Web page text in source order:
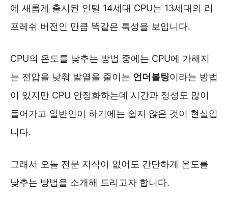
에 새롭게 출시된 인텔 14세대 CPU는 13세대의 리
프레쉬 버전인 만큼 똑같은 특성을 보입니다.
CPU의 온도를 낮추는 방법 중에는 CPU에 가해지
는 전압을 낮춰 발열을 줄이는 언더볼팅이라는 방법
이 있지만 CPU 안정화하는데 시간과 정성도 많이
들어가고 일반인이 하기에는 쉽지 않은 것이 현실입
니다.
그래서 오늘 전문 지식이 없어도 간단하게 온도를
낮추는 방법을 소개해 드리고자 합니다.